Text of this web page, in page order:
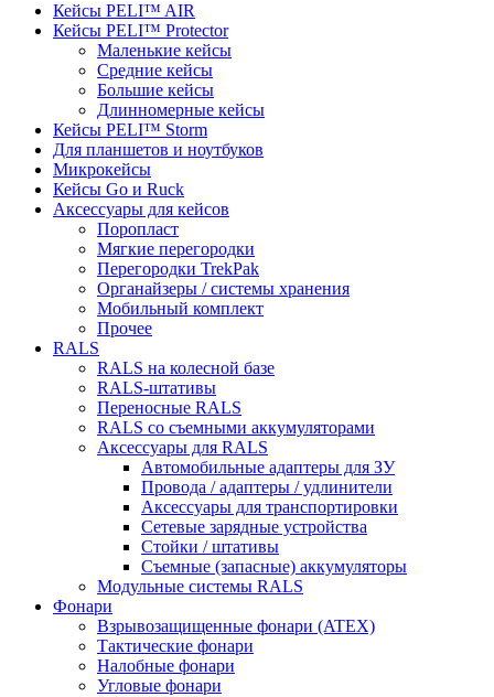
Кейсы PELI™ AIR
Кейсы PELI™ Protector
Маленькие кейсы
Средние кейсы
Большие кейсы
Длинномерные кейсы
Кейсы PELI™ Storm
Для планшетов и ноутбуков
Микрокейсы
Кейсы Go и Ruck
Аксессуары для кейсов
Поропласт
Мягкие перегородки
Перегородки TrekPak
Органайзеры / системы хранения
Мобильный комплект
Прочее
RALS
RALS на колесной базе
RALS-штативы
Переносные RALS
RALS со съемными аккумуляторами
Аксессуары для RALS
Автомобильные адаптеры для ЗУ
Провода / адаптеры / удлинители
Аксессуары для транспортировки
Сетевые зарядные устройства
Стойки / штативы
Съемные (запасные) аккумуляторы
Модульные системы RALS
Фонари
Взрывозащищенные фонари (ATEX)
Тактические фонари
Налобные фонари
Угловые фонари